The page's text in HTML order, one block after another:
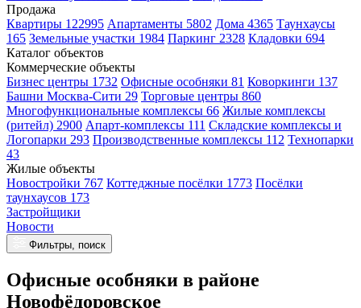
Продажа
Квартиры 122995 Апартаменты 5802 Дома 4365 Таунхаусы
165 Земельные участки 1984 Паркинг 2328 Кладовки 694
Каталог объектов
Коммерческие объекты
Бизнес центры 1732 Офисные особняки 81 Коворкинги 137
Башни Москва-Сити 29 Торговые центры 860
Многофункциональные комплексы 66 Жилые комплексы
(ритейл) 2900 Апарт-комплексы 111 Складские комплексы и
Логопарки 293 Производственные комплексы 112 Технопарки
43
Жилые объекты
Новостройки 767 Коттеджные посёлки 1773 Посёлки
таунхаусов 173
Застройщики
Новости
Фильтры, поиск
Офисные особняки в районе
Новофёдоровское